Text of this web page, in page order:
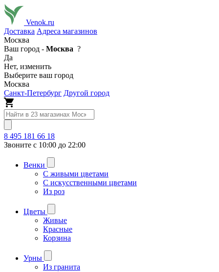
Venok.ru
Доставка Адреса магазинов
Москва
Ваш город - Москва ?
Да
Нет, изменить
Выберите ваш город
Москва
Санкт-Петербург Другой город
8 495 181 66 18
Звоните с 10:00 до 22:00
Венки
С живыми цветами
С искусственными цветами
Из роз
Цветы
Живые
Красные
Корзина
Урны
Из гранита